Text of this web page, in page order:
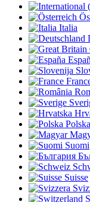
Italia
Polska
Suomi
Suisse